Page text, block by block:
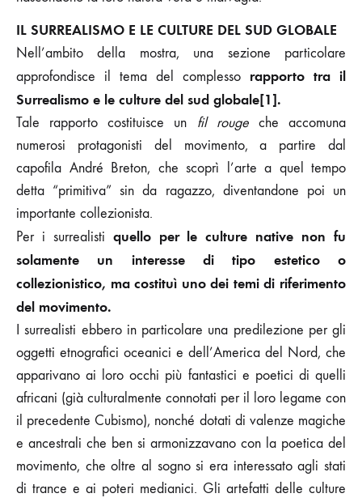
IL SURREALISMO E LE CULTURE DEL SUD GLOBALE
Nell’ambito della mostra, una sezione particolare
approfondisce il tema del complesso rapporto tra il
Surrealismo e le culture del sud globale[1].
Tale rapporto costituisce un fil rougeche accomuna
numerosi protagonisti del movimento, a partire dal
capofila André Breton, che scoprì l’arte a quel tempo
detta “primitiva” sin da ragazzo, diventandone poi un
importante collezionista.
Per i surrealisti quello per le culture native non fu
solamente un interesse di tipo estetico o
collezionistico, ma costituì uno dei temi di riferimento
del movimento.
I surrealisti ebbero in particolare una predilezione per gli
oggetti etnografici oceanici e dell’America del Nord, che
apparivano ai loro occhi più fantastici e poetici di quelli
africani (già culturalmente connotati per il loro legame con
il precedente Cubismo), nonché dotati di valenze magiche
e ancestrali che ben si armonizzavano con la poetica del
movimento, che oltre al sogno si era interessato agli stati
di trance e ai poteri medianici. Gli artefatti delle culture